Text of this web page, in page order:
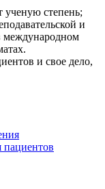
ученую степень;
и
международном
и свое дело,
пациентов